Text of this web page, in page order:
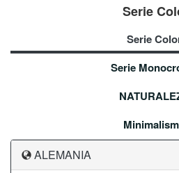
Serie
Serie
Serie
ALEMANIA